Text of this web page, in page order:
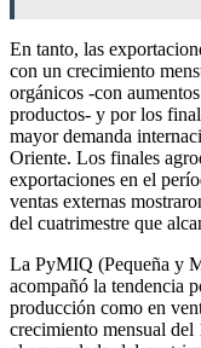
En tanto, las
con un crecimiento
orgánicos -con
productos- y por los
mayor demanda
Oriente. Los finales
exportaciones en el
ventas externas
del cuatrimestre que
La PyMIQ (Pequeña y
acompañó la tendencia
producción como en
crecimiento mensual